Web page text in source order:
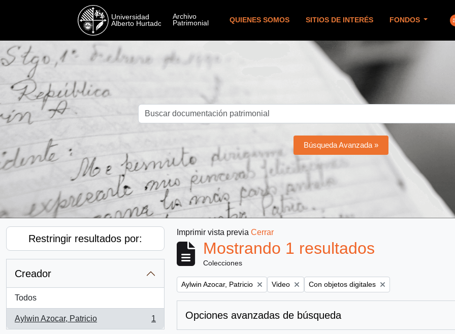
QUIENES SOMOS SITIOS DE INTERÉS FONDOS
Búsqueda Avanzada »
Restringir resultados por:
Creador
Todos
Aylwin Azocar, Patricio
, 1 resultados
1
Imprimir vista previa Cerrar
Mostrando 1 resultados
Colecciones
Remove filter:
Aylwin Azocar, Patricio Remove filter:
Video Remove filter:
Con objetos digitales
Opciones avanzadas de búsqueda